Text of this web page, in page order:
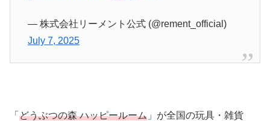
— 株式会社リーメント公式 (@rement_official)
July 7, 2025
「 どうぶつの森 ハッピールーム 」が全国の玩具・雑貨